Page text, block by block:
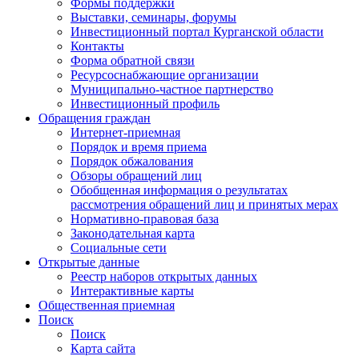
Формы поддержки
Выставки, семинары, форумы
Инвестиционный портал Курганской области
Контакты
Форма обратной связи
Ресурсоснабжающие организации
Муниципально-частное партнерство
Инвестиционный профиль
Обращения граждан
Интернет-приемная
Порядок и время приема
Порядок обжалования
Обзоры обращений лиц
Обобщенная информация о результатах
рассмотрения обращений лиц и принятых мерах
Нормативно-правовая база
Законодательная карта
Социальные сети
Открытые данные
Реестр наборов открытых данных
Интерактивные карты
Общественная приемная
Поиск
Поиск
Карта сайта